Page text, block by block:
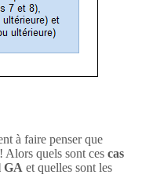
à faire penser que
! Alors quels sont ces cas
GA et quelles sont les